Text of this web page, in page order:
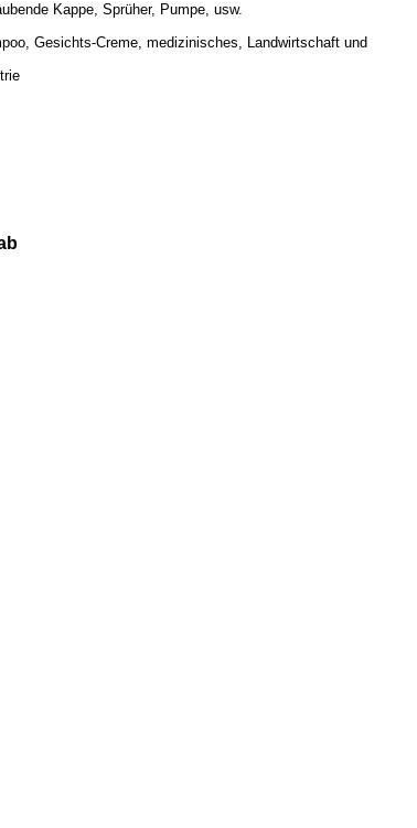
Kappe, Sprüher, Pumpe, usw.
Gesichts-Creme, medizinisches, Landwirtschaft und